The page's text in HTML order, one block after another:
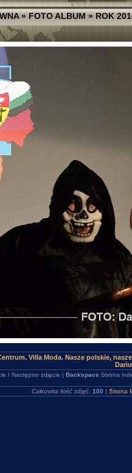
»FOTO ALBUM»ROK
Villa Moda. Nasze polskie,
/ Następne zdjęcie | Backspace Strona
Całkowita ilość zdjęć: 100 | Strona